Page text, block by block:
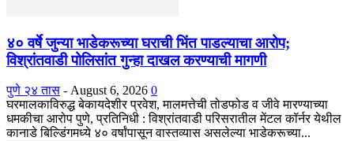
४० वर्षे जुन्या भाडेकरूच्या घराची भिंत पाडल्याचा आरोप;
विश्रांतवाडी पोलिसांत गुन्हा दाखल करण्याची मागणी
पुणे २४ तास - August 6, 2026 0
घरमालकाविरुद्ध बेकायदेशीर प्रवेश, मालमत्तेची तोडफोड व जीवे मारण्याच्या
धमकीचा आरोप पुणे, प्रतिनिधी : विश्रांतवाडी परिसरातील मेंटल कॉर्नर येथील
कानाडे बिल्डिंगमध्ये ४० वर्षांपासून वास्तव्यास असलेल्या भाडेकरूच्या...